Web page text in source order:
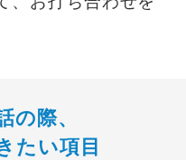
の際、
たい項目